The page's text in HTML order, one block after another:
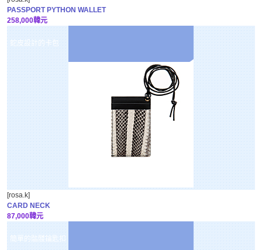
PASSPORT PYTHON WALLET
258,000韓元
蛇皮設計的卡包
[rosa.k]
CARD NECK
87,000韓元
簡單的骷髅鑰匙扣